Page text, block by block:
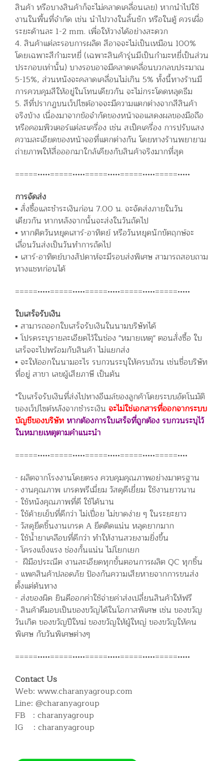
สินค้า หรือบางสินค้าก็จะไม่คลาดเคลื่อนเลย) หากนำไปใช้
งานในพื้นที่จำกัด เช่น นำไปวางในลิ้นชัก หรือในตู้ ควรเผื่อ
ระยะด้านละ 1-2 mm. เพื่อให้วางได้อย่างสะดวก
4. สินค้าแต่ละรอบการผลิต สีอาจจะไม่เป็นเหมือน 100%
โดยเฉพาะสีกำมะหยี่ (เฉพาะสินค้ารุ่นมีเป็นกำมะหยี่เป็นส่วน
ประกอบเท่านั้น) บางรอบอาจมีคลาดเคลื่อนบวกลบประมาณ
5-15%, ส่วนหนังจะคลาดเคลื่อนไม่เกิน 5% ทั้งนี้ทางร้านมี
การควบคุมสีให้อยู่ในโทนเดียวกัน จะไม่กระโดดหลุดธีม
5. สีที่ปรากฏบนเว็ปไซต์อาจจะมีความแตกต่างจากสีสินค้า
จริงบ้าง เนื่องมาจากข้อจำกัดของหน้าจอแสดงผลของมือถือ
หรือคอมพิวเตอร์แต่ละเครื่อง เช่น สเป็คเครื่อง การปรับแสง
ความละเอียดของหน้าจอที่แตกต่างกัน โดยทางร้านพยายาม
ถ่ายภาพให้สื่อออกมาใกล้เคียงกับสินค้าจริงมากที่สุด
=====•••••=====•••••=====•••••=====•••••=====•••••
การจัดส่ง
▪️ สั่งซื้อและชำระเงินก่อน 7.00 น. จะจัดส่งภายในวัน
เดียวกัน หากหลังจากนั้นจะส่งในวันถัดไป
▪️ หากติดวันหยุดเสาร์-อาทิตย์ หรือวันหยุดนักขัตฤกษ์จะ
เลื่อนวันส่งเป็นวันทำการถัดไป
▪️ เสาร์-อาทิตย์บางสัปดาห์จะมีรอบส่งพิเศษ สามารถสอบถาม
ทางแชทก่อนได้
=====•••••=====•••••=====•••••=====•••••=====•••••
ใบเสร็จรับเงิน
▪️ สามารถออกใบเสร็จรับเงินในนามบริษัทได้
▪️ โปรดระบุรายละเอียดไว้ในช่อง "หมายเหตุ" ตอนสั่งซื้อ ใบ
เสร็จจะไปพร้อมกับสินค้า ไม่แยกส่ง
▪️ จะให้ออกในนามอะไร รบกวนระบุให้ครบถ้วน เช่นชื่อบริษัท
ที่อยู่ สาขา เลขผู้เสียภาษี เป็นต้น
*ใบเสร็จรับเงินที่ส่งไปทางอีเมล์ของลูกค้าโดยระบบอัตโนมัติ
ของเว็ปไซต์หลังจากชำระเงิน จะไม่ใช่เอกสารที่ออกจากระบบ
บัญชีของบริษัทหากต้องการใบเสร็จที่ถูกต้อง รบกวนระบุไว้
ในหมายเหตุตามคำแนะนำ
=====•••••=====•••••=====•••••=====•••••=====••••
- ผลิตจากโรงงานโดยตรง ควบคุมคุณภาพอย่างมาตรฐาน
- งานคุณภาพ เกรดพรีเมี่ยม วัสดุดีเยี่ยม ใช้งานยาวนาน
- ใช้หนังคุณภาพที่ดี ใช้ได้นาน
- ใช้ด้ายเย็บที่ดีกว่า ไม่เปื่อย ไม่ขาดง่าย ๆ ในระยะยาว
- วัสดุยึดชิ้นงานเกรด A ยึดติดแน่น หลุดยากมาก
- ใช้น้ำยาเคลือบที่ดีกว่า ทำให้งานสวยงามยิ่งขึ้น
- โครงแข็งแรง ช่องกั้นแน่น ไม่โยกเยก
- ฝีมือประณีต งานละเอียดทุกขั้นตอนการผลิต QC ทุกชิ้น
- แพคสินค้าปลอดภัย ป้องกันความเสียหายจากการขนส่ง
ตั้งแต่ต้นทาง
- ส่งของผิด ยินดีออกค่าใช้จ่ายค่าส่งเปลี่ยนสินค้าให้ฟรี
- สินค้าดีมอบเป็นของขวัญได้ในโอกาสพิเศษ เช่น ของขวัญ
วันเกิด ของขวัญปีใหม่ ของขวัญให้ผู้ใหญ่ ของขวัญให้คน
พิเศษ กับวันพิเศษต่างๆ
=====•••••=====•••••=====•••••=====•••••=====•••••
Contact Us
Web: www.charanyagroup.com
Line: @charanyagroup
FB : charanyagroup
IG : charanyagroup